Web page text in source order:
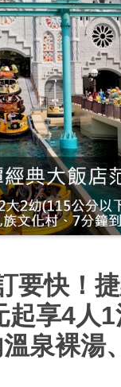
要快！
起享4人
泉裸湯